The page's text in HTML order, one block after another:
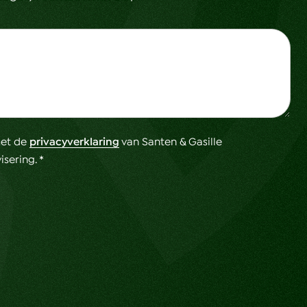
de privacyverklaring van Santen & Gasille
*